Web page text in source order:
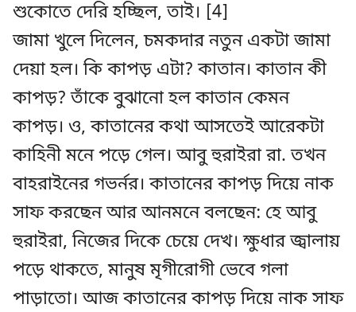
শুকোতে দেরি হচ্ছিল, তাই। [4]
জামা খুলে দিলেন, চমকদার নতুন একটা জামা
দেয়া হল। কি কাপড় এটা? কাতান। কাতান কী
কাপড়? তাঁকে বুঝানো হল কাতান কেমন
কাপড়। ও, কাতানের কথা আসতেই আরেকটা
কাহিনী মনে পড়ে গেল। আবু হুরাইরা রা. তখন
বাহরাইনের গভর্নর। কাতানের কাপড় দিয়ে নাক
সাফ করছেন আর আনমনে বলছেন: হে আবু
হুরাইরা, নিজের দিকে চেয়ে দেখ। ক্ষুধার জ্বালায়
পড়ে থাকতে, মানুষ মৃগীরোগী ভেবে গলা
পাড়াতো। আজ কাতানের কাপড় দিয়ে নাক সাফ